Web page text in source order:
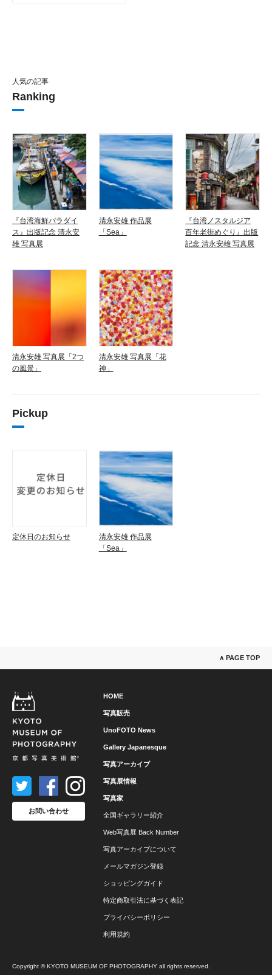
人気の記事
Ranking
『台湾海鮮パラダイ
ス』出版記念 清永安
雄 写真展
清永安雄 作品展
「Sea」
『台湾ノスタルジア
百年老街めぐり』出版
記念 清永安雄 写真展
清永安雄 写真展「2つ
の風景」
清永安雄 写真展「花
神」
Pickup
定休日のお知らせ
清永安雄 作品展
「Sea」
∧ PAGE TOP
HOME
写真販売
UnoFOTO News
Gallery Japanesque
写真アーカイブ
写真展情報
写真家
全国ギャラリー紹介
Web写真展 Back Number
写真アーカイブについて
メールマガジン登録
ショッピングガイド
特定商取引法に基づく表記
プライバシーポリシー
利用規約
お問い合わせ
Copyright © KYOTO MUSEUM OF PHOTOGRAPHY all rights reserved.